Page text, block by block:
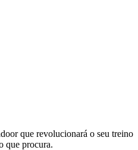
que revolucionará o seu treino
que procura.